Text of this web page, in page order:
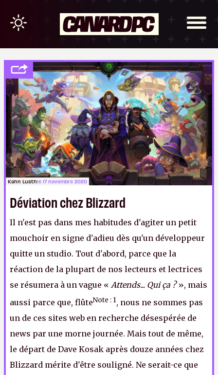
Kahn Lusthle 17 novembre 2020
Déviation chez Blizzard
Il n'est pas dans mes habitudes d'agiter un petit
mouchoir en signe d'adieu dès qu'un développeur
quitte un studio. Tout d'abord, parce que la
réaction de la plupart de nos lecteurs et lectrices
se résumera à un vague « Attends... Qui ça ?», mais
aussi parce que, flûteNote : 1, nous ne sommes pas
un de ces sites web en recherche désespérée de
news par une morne journée. Mais tout de même,
le départ de Dave Kosak après douze années chez
Blizzard mérite d'être souligné. Ne serait-ce que